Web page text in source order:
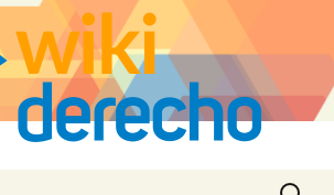
Buscar: